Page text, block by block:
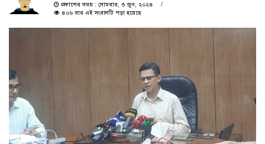
প্রকাশের সময় : সোমবার, ৩ জুন, ২০২৪
৪০৬ বার এই সংবাদটি পড়া হয়েছে